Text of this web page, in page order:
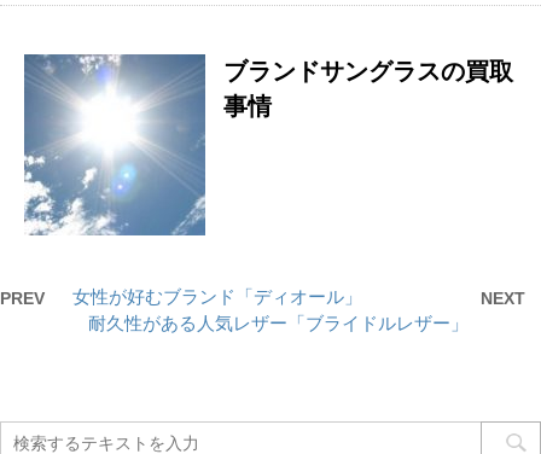
ブランドサングラスの買取
事情
PREV 女性が好むブランド「ディオール」 NEXT
耐久性がある人気レザー「ブライドルレザー」